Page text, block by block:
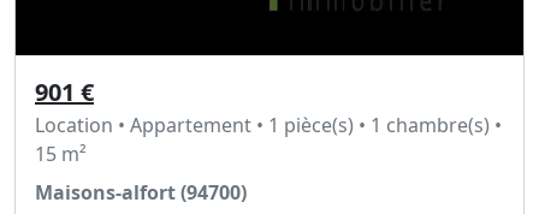
901 €
Location • Appartement • 1 pièce(s) • 1 chambre(s) •
15 m²
Maisons-alfort (94700)